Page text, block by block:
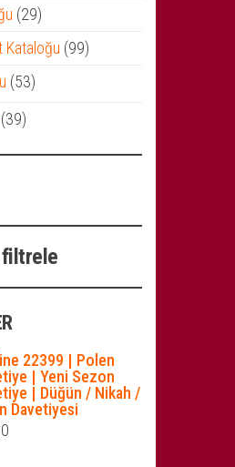
2929
ürün
Kataloğu 9999
5353
3939
filtrele
22399 | Polen
| Yeni Sezon
| Düğün / Nikah /
Davetiyesi